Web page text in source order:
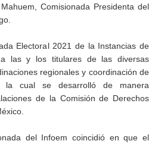
Comisionada Presidenta del
Electoral 2021 de la Instancias de
las y los titulares de las diversas
regionales y coordinación de
la cual se desarrolló de manera
de la Comisión de Derechos
del Infoem coincidió en que el